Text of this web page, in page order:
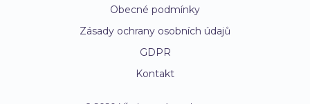
Obecné podmínky
Zásady ochrany osobních údajů
GDPR
Kontakt